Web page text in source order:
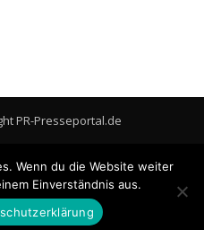
PR-Presseportal.de
Richtlinie (EU)
Wenn du die Website weiter
Einverständnis aus.